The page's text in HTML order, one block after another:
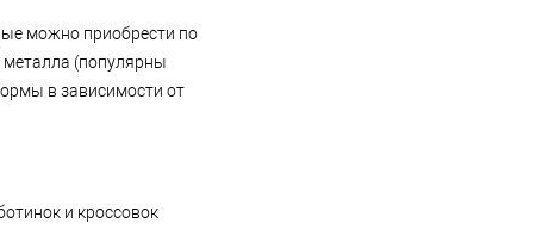
можно приобрести по
металла (популярны
в зависимости от
и кроссовок